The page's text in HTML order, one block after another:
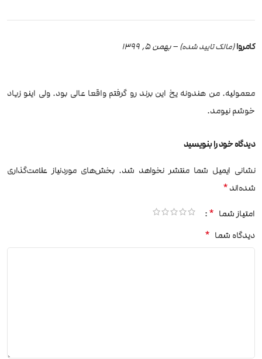
کامروا(مالک تایید شده) – بهمن 5, 1399
معمولیه. من هندونه یخ این برند رو گرفتم واقعا عالی بود. ولی اینو زیاد
خوشم نیومد.
دیدگاه خود را بنویسید
نشانی ایمیل شما منتشر نخواهد شد. بخش‌های موردنیاز علامت‌گذاری
شده‌اند*
امتیاز شما *
دیدگاه شما *